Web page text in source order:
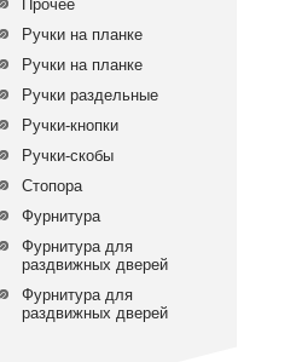
Прочее
Ручки на планке
Ручки на планке
Ручки раздельные
Ручки-кнопки
Ручки-скобы
Стопора
Фурнитура
Фурнитура для
раздвижных дверей
Фурнитура для
раздвижных дверей